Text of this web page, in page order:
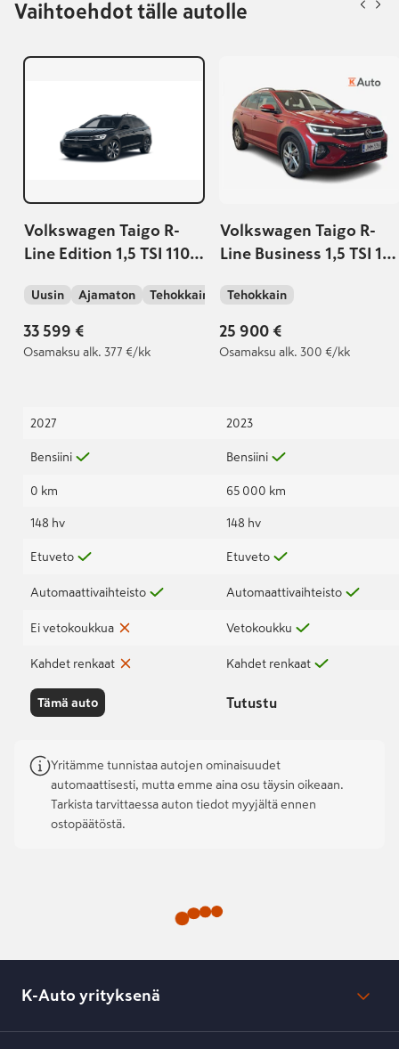
Vaihtoehdot tälle autolle
Volkswagen Taigo R-
Line Edition 1,5 TSI 110
automaatti
Uusin Ajamaton Tehokkain
33 599 €
Osamaksu alk. 377 €/kk
2027
Bensiini
0 km
148 hv
Etuveto
Automaattivaihteisto
Ei vetokoukkua
Kahdet renkaat
Tämä auto
Volkswagen Taigo R-
Line Business 1,5 TSI 110
Tehokkain
25 900 €
Osamaksu alk. 300 €/kk
2023
Bensiini
65 000 km
148 hv
Etuveto
Automaattivaihteisto
Vetokoukku
Kahdet renkaat
Tutustu
Yritämme tunnistaa autojen ominaisuudet
automaattisesti, mutta emme aina osu täysin oikeaan.
Tarkista tarvittaessa auton tiedot myyjältä ennen
ostopäätöstä.
K-Auto yrityksenä